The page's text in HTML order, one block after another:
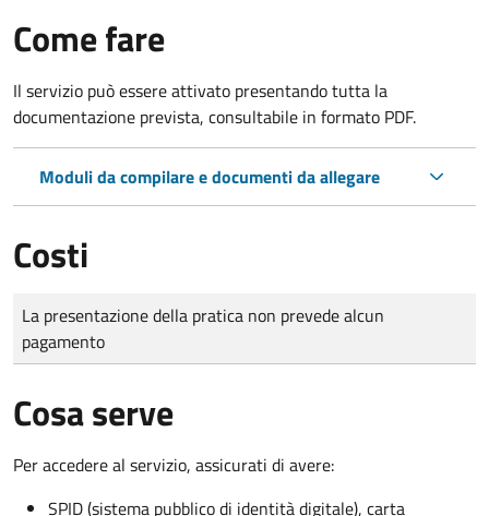
Come fare
Il servizio può essere attivato presentando tutta la
documentazione prevista, consultabile in formato PDF.
Moduli da compilare e documenti da allegare
Costi
Tipo di pagamento
Importo
La presentazione della pratica non prevede alcun
pagamento
Cosa serve
Per accedere al servizio, assicurati di avere:
SPID (sistema pubblico di identità digitale), carta